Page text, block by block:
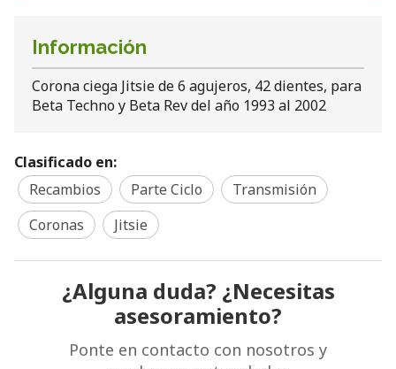
Información
Corona ciega Jitsie de 6 agujeros, 42 dientes, para
Beta Techno y Beta Rev del año 1993 al 2002
Clasificado en:
Recambios
Parte Ciclo
Transmisión
Coronas
Jitsie
¿Alguna duda? ¿Necesitas
asesoramiento?
Ponte en contacto con nosotros y